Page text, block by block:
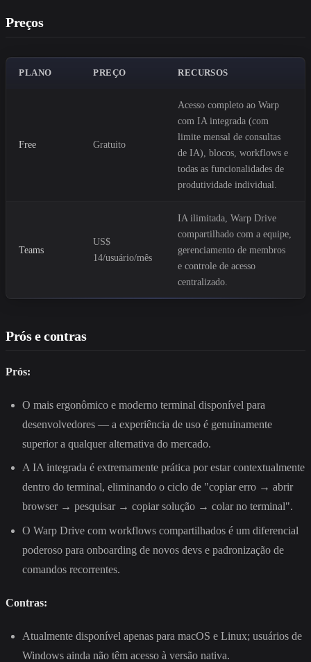
Preços
PLANO PREÇO RECURSOS
Free Gratuito
Acesso completo ao Warp
com IA integrada (com
limite mensal de consultas
de IA), blocos, workflows e
todas as funcionalidades de
produtividade individual.
Teams
US$
14/usuário/mês
IA ilimitada, Warp Drive
compartilhado com a equipe,
gerenciamento de membros
e controle de acesso
centralizado.
Prós e contras
Prós:
O mais ergonômico e moderno terminal disponível para
desenvolvedores — a experiência de uso é genuinamente
superior a qualquer alternativa do mercado.
A IA integrada é extremamente prática por estar contextualmente
dentro do terminal, eliminando o ciclo de "copiar erro → abrir
browser → pesquisar → copiar solução → colar no terminal".
O Warp Drive com workflows compartilhados é um diferencial
poderoso para onboarding de novos devs e padronização de
comandos recorrentes.
Contras:
Atualmente disponível apenas para macOS e Linux; usuários de
Windows ainda não têm acesso à versão nativa.